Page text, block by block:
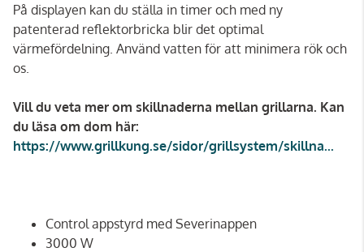
På displayen kan du ställa in timer och med ny
patenterad reflektorbricka blir det optimal
värmefördelning. Använd vatten för att minimera rök och
os.
Vill du veta mer om skillnaderna mellan grillarna. Kan
du läsa om dom här:
https://www.grillkung.se/sidor/grillsystem/skillna...
Control appstyrd med Severinappen
3000 W